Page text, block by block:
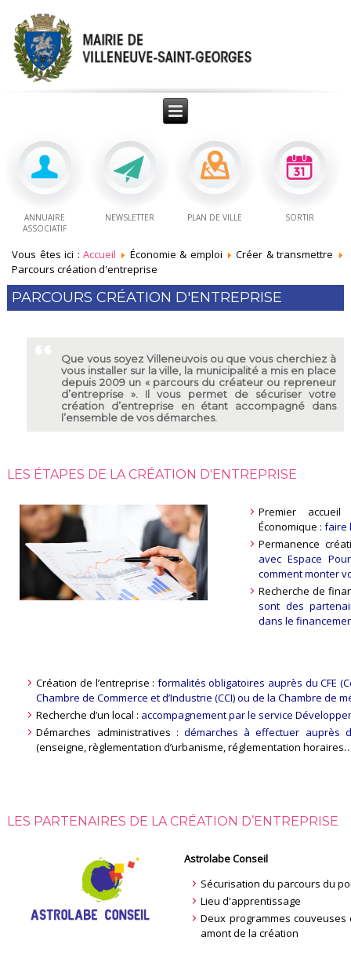
ANNUAIRE
ASSOCIATIF
NEWSLETTER PLAN DE VILLE SORTIR
Vous êtes ici :Accueil Économie & emploi
Créer & transmettre
Parcours création d'entreprise
PARCOURS CRÉATION D'ENTREPRISE
Que vous soyez Villeneuvois ou que vous cherchiez à
vous installer sur la ville, la municipalité a mis en place
depuis 2009 un « parcours du créateur ou repreneur
d’entreprise ». Il vous permet de sécuriser votre
création d’entreprise en étant accompagné dans
l’ensemble de vos démarches.
LES ÉTAPES DE LA CRÉATION D'ENTREPRISE
Premier
Économique :faire
Permanence
avec Espace
comment monter
Recherche de
sont des
dans le
Création de l’entreprise : formalités obligatoires auprès du CFE
Chambre de Commerce et d’Industrie (CCI) ou de la Chambre de
Recherche d’un local : accompagnement par le service
Démarches administratives :démarches à effectuer auprès
(enseigne, règlementation d’urbanisme, réglementation
LES PARTENAIRES DE LA CRÉATION D’ENTREPRISE
Astrolabe Conseil
Sécurisation du parcours du
Lieu d'apprentissage
Deux programmes couveuses
amont de la création